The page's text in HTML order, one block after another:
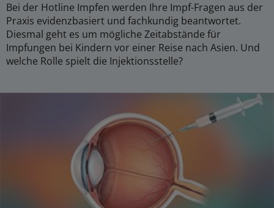
Bei der Hotline Impfen werden Ihre Impf-Fragen aus der
Praxis evidenzbasiert und fachkundig beantwortet.
Diesmal geht es um mögliche Zeitabstände für
Impfungen bei Kindern vor einer Reise nach Asien. Und
welche Rolle spielt die Injektionsstelle?